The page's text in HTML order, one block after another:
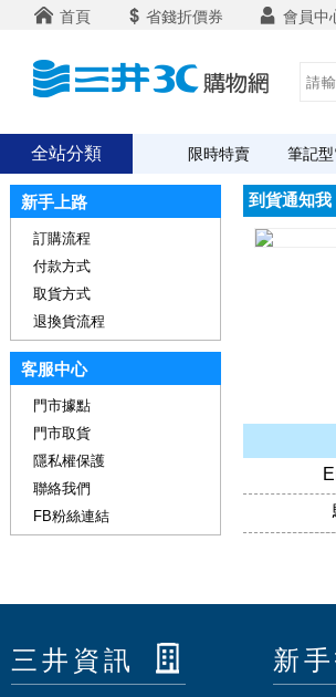
首頁 省錢折價券 會員中
全站分類 限時特賣 筆記
到貨通知我
新手上路
訂購流程
付款方式
取貨方式
退換貨流程
客服中心
門市據點
門市取貨
隱私權保護
聯絡我們
FB粉絲連結
三井資訊 新